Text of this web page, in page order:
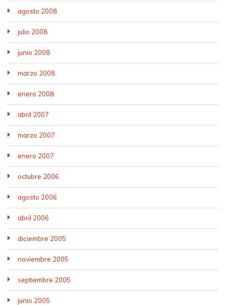
agosto 2008
julio 2008
junio 2008
marzo 2008
enero 2008
abril 2007
marzo 2007
enero 2007
octubre 2006
agosto 2006
abril 2006
diciembre 2005
noviembre 2005
septiembre 2005
junio 2005